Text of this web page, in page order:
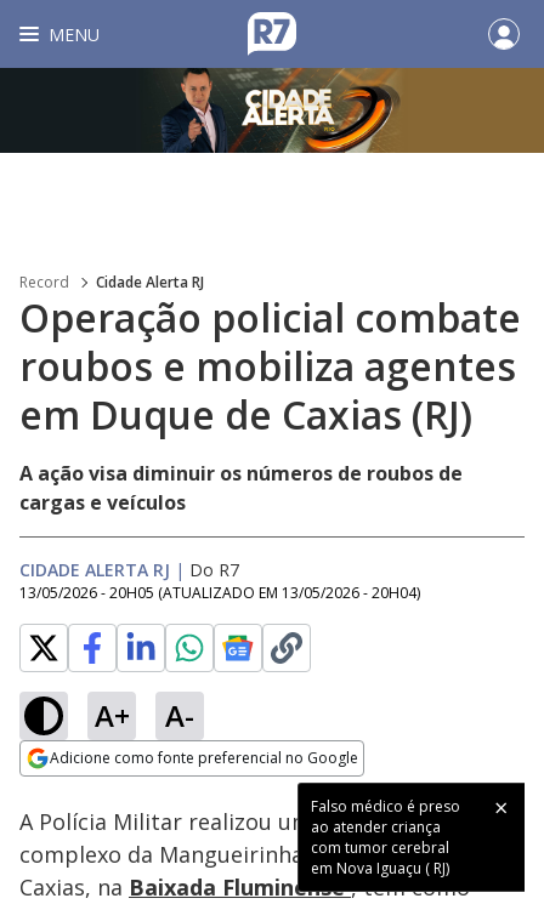
MENU
Record Cidade Alerta RJ
Operação policial combate
roubos e mobiliza agentes
em Duque de Caxias (RJ)
A ação visa diminuir os números de roubos de
cargas e veículos
CIDADE ALERTA RJ | Do R7
13/05/2026 - 20H05 (ATUALIZADO EM 13/05/2026 - 20H04)
A+ A-
Adicione como fonte preferencial no Google
Falso médico é preso
ao atender criança
com tumor cerebral
em Nova Iguaçu ( RJ)
Ativar
Loaded:
41.73%
A Polícia Militar realizou uma operação no
complexo da Mangueirinha, em Duque de
Caxias, na Baixada Fluminense, tem como